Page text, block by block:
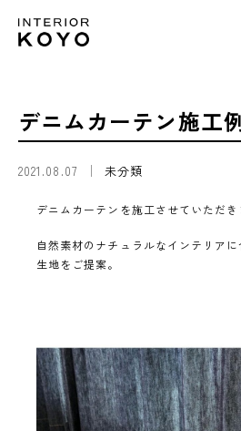
デニムカーテン施工
2021.08.07 未分類
デニムカーテンを施工させていただき
自然素材のナチュラルなインテリア
生地をご提案。